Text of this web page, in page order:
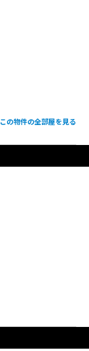
この物件の全部屋を見る